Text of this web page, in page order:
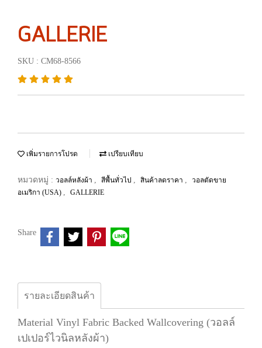
GALLERIE
SKU : CM68-8566
เพิ่มรายการโปรด เปรียบเทียบ
หมวดหมู่ : วอลล์หลังผ้า , สีพื้นทั่วไป , สินค้าลดราคา ,
วอลตัดขาย
อเมริกา (USA) , GALLERIE
Share
รายละเอียดสินค้า
Material Vinyl Fabric Backed Wallcovering (วอลล์
เปเปอร์ไวนิลหลังผ้า)